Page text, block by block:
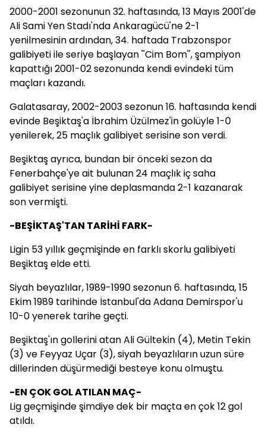
2000-2001 sezonunun 32. haftasında, 13 Mayıs 2001'de
Ali Sami Yen Stadı'nda Ankaragücü'ne 2-1
yenilmesinin ardından, 34. haftada Trabzonspor
galibiyeti ile seriye başlayan ''Cim Bom'', şampiyon
kapattığı 2001-02 sezonunda kendi evindeki tüm
maçları kazandı.
Galatasaray, 2002-2003 sezonun 16. haftasında kendi
evinde Beşiktaş'a İbrahim Üzülmez'in golüyle 1-0
yenilerek, 25 maçlık galibiyet serisine son verdi.
Beşiktaş ayrıca, bundan bir önceki sezon da
Fenerbahçe'ye ait bulunan 24 maçlık iç saha
galibiyet serisine yine deplasmanda 2-1 kazanarak
son vermişti.
-BEŞİKTAŞ'TAN TARİHİ FARK-
Ligin 53 yıllık geçmişinde en farklı skorlu galibiyeti
Beşiktaş elde etti.
Siyah beyazlılar, 1989-1990 sezonun 6. haftasında, 15
Ekim 1989 tarihinde İstanbul'da Adana Demirspor'u
10-0 yenerek tarihe geçti.
Beşiktaş'ın gollerini atan Ali Gültekin (4), Metin Tekin
(3) ve Feyyaz Uçar (3), siyah beyazlıların uzun süre
dillerinden düşürmediği besteye konu olmuştu.
-EN ÇOK GOL ATILAN MAÇ-
Lig geçmişinde şimdiye dek bir maçta en çok 12 gol
atıldı.